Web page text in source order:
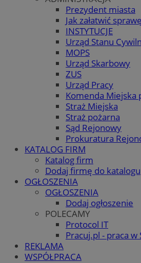
Prezydent miasta
Jak załatwić
INSTYTUCJE
Urząd Stanu
MOPS
Urząd Skarbowy
ZUS
Urząd Pracy
Komenda Miejska
Straż Miejska
Straż pożarna
Sąd Rejonowy
Prokuratura
KATALOG FIRM
Katalog firm
Dodaj firmę do katalogu
OGŁOSZENIA
OGŁOSZENIA
Dodaj ogłoszenie
POLECAMY
Protocol IT
Pracuj.pl - praca
REKLAMA
WSPÓŁPRACA